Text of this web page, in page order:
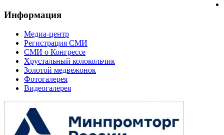
Информация
Медиа-центр
Регистрация СМИ
СМИ о Конгрессе
Хрустальный колокольчик
Золотой медвежонок
Фотогалерея
Видеогалерея